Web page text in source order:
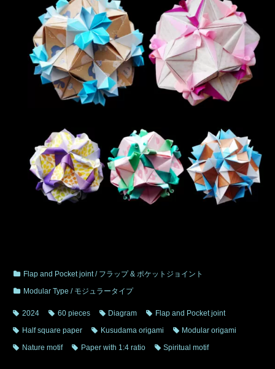
Flap and Pocket joint / フラップ & ポケットジョイント
Modular Type / モジュラータイプ
2024 60 pieces Diagram
Flap and Pocket joint
Half square paper
Kusudama origami
Modular origami
Nature motif
Paper with 1:4 ratio Spiritual motif